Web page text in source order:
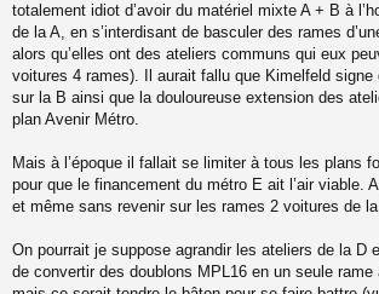
n
l
u
totalement idiot d’avoir du matériel mixte A + B à
de la A, en s’interdisant de basculer des rames
alors qu’elles ont des ateliers communs qui eux
voitures 4 rames). Il aurait fallu que Kimelfeld signe
sur la B ainsi que la douloureuse extension des
plan Avenir Métro.
Mais à l’époque il fallait se limiter à tous les plans
pour que le financement du métro E ait l’air viable.
et même sans revenir sur les rames 2 voitures de
On pourrait je suppose agrandir les ateliers de la D
de convertir des doublons MPL16 en un seule rame